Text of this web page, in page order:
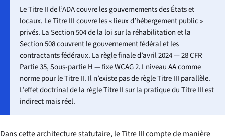
Le Titre II de l’ADA couvre les gouvernements des États et
locaux. Le Titre III couvre les « lieux d’hébergement public »
privés. La Section 504 de la loi sur la réhabilitation et la
Section 508 couvrent le gouvernement fédéral et les
contractants fédéraux. La règle finale d’avril 2024 — 28 CFR
Partie 35, Sous-partie H — fixe WCAG 2.1 niveau AA comme
norme pour le Titre II. Il n’existe pas de règle Titre III parallèle.
L’effet doctrinal de la règle Titre II sur la pratique du Titre III est
indirect mais réel.
Dans cette architecture statutaire, le Titre III compte de manière